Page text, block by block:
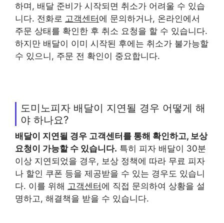
하며, 배달 준비가 시작되면 취소가 어려울 수 있습
니다. 전화로 고객센터에 문의하거나, 온라인에서
주문 상태를 확인한 후 취소 요청을 할 수 있습니다.
하지만 배달이 이미 시작된 후에는 취소가 불가능할
수 있으니, 주문 전 확인이 중요합니다.
도미노피자 배달이 지연될 경우 어떻게 해
야 하나요?
배달이 지연될 경우 고객센터 를 통해 확인하고, 보상
요청이 가능할 수 있습니다. 특히 피자 배달이 30분
이상 지연되었을 경우, 보상 정책에 따라 무료 피자
나 할인 쿠폰 등을 제공받을 수 있는 경우도 있습니
다. 이를 위해 고객센터 에 직접 문의하여 상황을 설
명하고, 해결책을 받을 수 있습니다.